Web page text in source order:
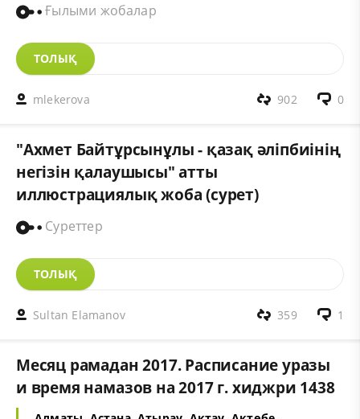
Ғылыми жобалар
ТОЛЫҚ
mlekerova 0
902
"Ахмет Байтұрсынұлы - қазақ әліпбиінің
негізін қалаушысы" атты
иллюстрациялық жоба (сурет)
Суреттер
ТОЛЫҚ
Sultan Elamanov 1
359
Месяц рамадан 2017. Расписание уразы
и время намазов на 2017 г. хиджри 1438